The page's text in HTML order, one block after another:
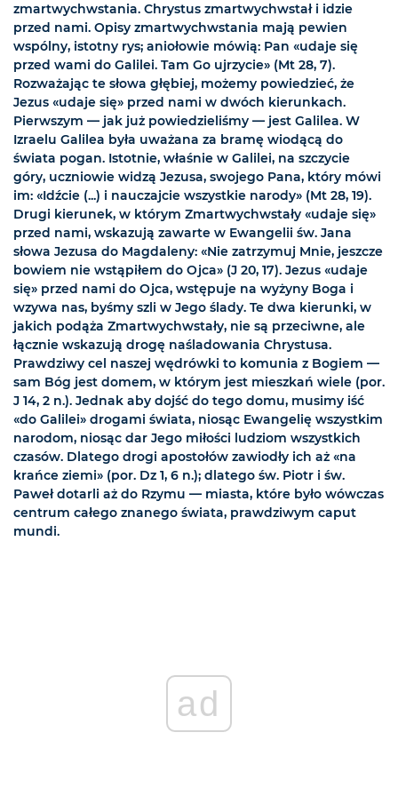
zmartwychwstania. Chrystus zmartwychwstał i idzie
przed nami. Opisy zmartwychwstania mają pewien
wspólny, istotny rys; aniołowie mówią: Pan «udaje się
przed wami do Galilei. Tam Go ujrzycie» (Mt 28, 7).
Rozważając te słowa głębiej, możemy powiedzieć, że
Jezus «udaje się» przed nami w dwóch kierunkach.
Pierwszym — jak już powiedzieliśmy — jest Galilea. W
Izraelu Galilea była uważana za bramę wiodącą do
świata pogan. Istotnie, właśnie w Galilei, na szczycie
góry, uczniowie widzą Jezusa, swojego Pana, który mówi
im: «Idźcie (...) i nauczajcie wszystkie narody» (Mt 28, 19).
Drugi kierunek, w którym Zmartwychwstały «udaje się»
przed nami, wskazują zawarte w Ewangelii św. Jana
słowa Jezusa do Magdaleny: «Nie zatrzymuj Mnie, jeszcze
bowiem nie wstąpiłem do Ojca» (J 20, 17). Jezus «udaje
się» przed nami do Ojca, wstępuje na wyżyny Boga i
wzywa nas, byśmy szli w Jego ślady. Te dwa kierunki, w
jakich podąża Zmartwychwstały, nie są przeciwne, ale
łącznie wskazują drogę naśladowania Chrystusa.
Prawdziwy cel naszej wędrówki to komunia z Bogiem —
sam Bóg jest domem, w którym jest mieszkań wiele (por.
J 14, 2 n.). Jednak aby dojść do tego domu, musimy iść
«do Galilei» drogami świata, niosąc Ewangelię wszystkim
narodom, niosąc dar Jego miłości ludziom wszystkich
czasów. Dlatego drogi apostołów zawiodły ich aż «na
krańce ziemi» (por. Dz 1, 6 n.); dlatego św. Piotr i św.
Paweł dotarli aż do Rzymu — miasta, które było wówczas
centrum całego znanego świata, prawdziwym caput
mundi.
ad